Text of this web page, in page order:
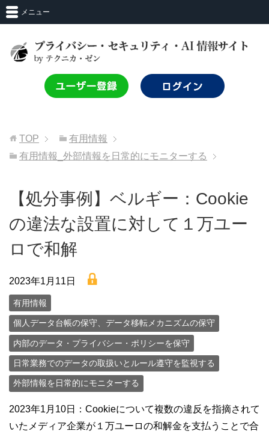
メニュー
TOP
有用情報
有用情報_外部情報を日常的にモニターする
【処分事例】ベルギー：Cookie
の違法な設置に対して１万ユー
ロで和解
2023年1月11日 lock
有用情報
個人データ台帳の保守、データ移転メカニズムの保守
内部のデータ・プライバシー・ポリシーを保守
日常業務でのデータの取扱いとルール遵守を監視する
外部情報を日常的にモニターする
2023年1月10日：Cookieについて複数の違反を指摘されて
いたメディア企業が１万ユーロの和解金を支払うことで合